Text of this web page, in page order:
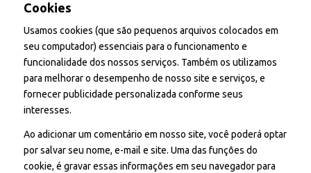
Cookies
Usamos cookies (que são pequenos arquivos colocados em
seu computador) essenciais para o funcionamento e
funcionalidade dos nossos serviços. Também os utilizamos
para melhorar o desempenho de nosso site e serviços, e
fornecer publicidade personalizada conforme seus
interesses.
Ao adicionar um comentário em nosso site, você poderá optar
por salvar seu nome, e-mail e site. Uma das funções do
cookie, é gravar essas informações em seu navegador para